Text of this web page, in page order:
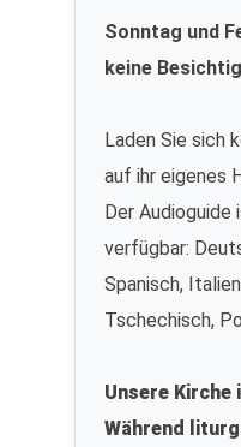
Sonntag und
keine
Laden Sie sich
auf ihr eigenes
Der Audioguide
verfügbar:
Spanisch,
Tschechisch,
Unsere Kirche
Während